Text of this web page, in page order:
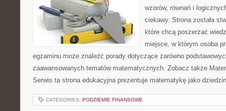
wzorów, równań i
ciekawy. Strona została
które chcą poszerzać
miejsce, w którym osoba
egzaminu może znaleźć porady dotyczące zarówno
zaawansowanych tematów matematycznych. Zobacz także
Serwis ta strona edukacyjna prezentuje matematykę jako
CATEGORIES: PODZIEMIE FINANSOWE